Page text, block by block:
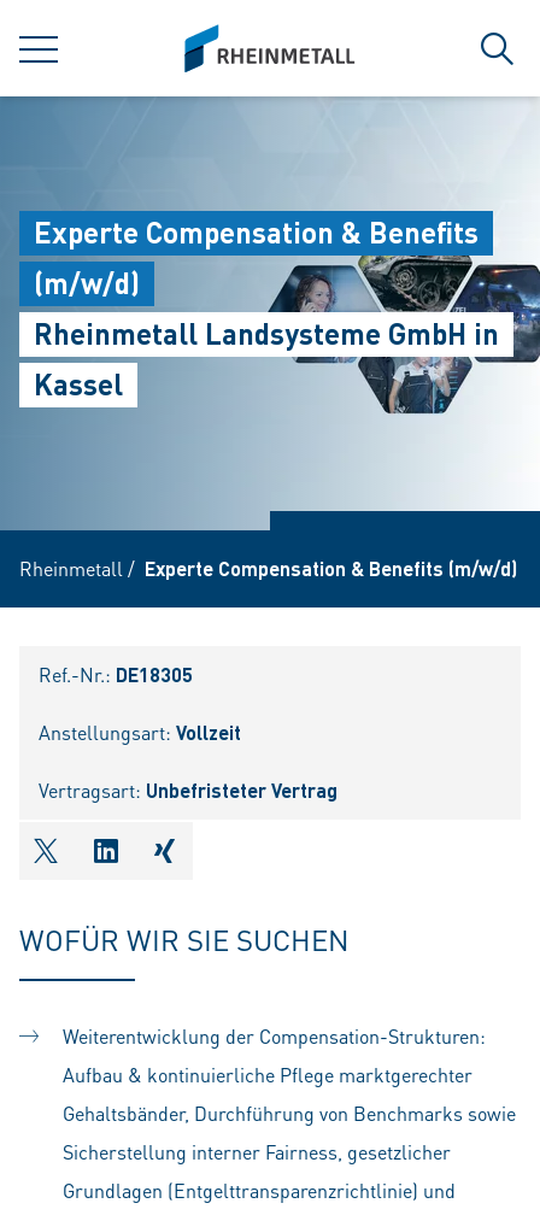
MENÜ
siteLogo
Experte Compensation & Benefits
(m/w/d)
Rheinmetall Landsysteme GmbH in
Kassel
Rheinmetall / Experte Compensation & Benefits (m/w/d)
Ref.-Nr.: DE18305
Anstellungsart: Vollzeit
Vertragsart: Unbefristeter Vertrag
shareOntwitter
shareOnlinkedIn
shareOnxing
WOFÜR WIR SIE SUCHEN
Weiterentwicklung der Compensation-Strukturen:
Aufbau & kontinuierliche Pflege marktgerechter
Gehaltsbänder, Durchführung von Benchmarks sowie
Sicherstellung interner Fairness, gesetzlicher
Grundlagen (Entgelttransparenzrichtlinie) und